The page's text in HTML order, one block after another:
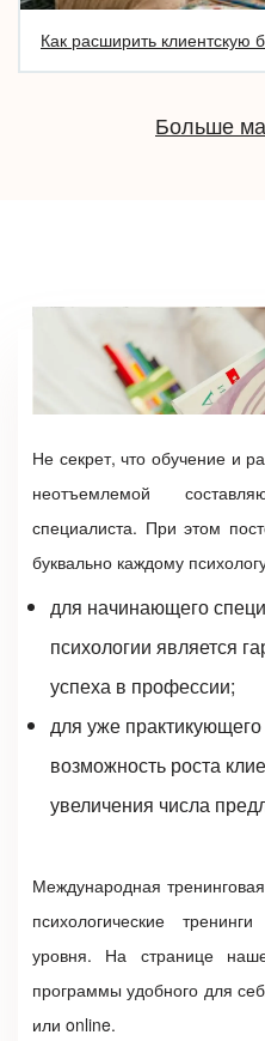
Как расширить клиентскую
Больше
Не секрет, что обучение и
неотъемлемой
специалиста. При этом
буквально каждому
для начинающего
психологии является
успеха в профессии;
для уже
возможность роста
увеличения числа
Международная
психологические тренинги
уровня. На странице
программы удобного для
или online.